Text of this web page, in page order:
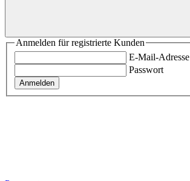
Anmelden für registrierte Kunden
E-Mail-Adresse
Passwort
Anmelden